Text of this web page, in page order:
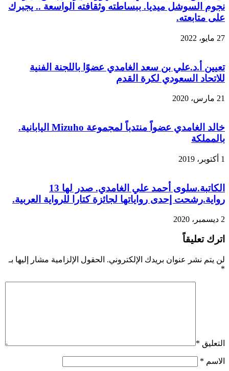
نجوم السوشل ميديا. ببساطته وثقافته الواسعة .. يجبرك
على متابعته.
27 مايو، 2022
تعيين أ.د.علي بن سعد الغامدي عضوًا باللجنة الفنية
للاتحاد السعودي لكرة القدم
21 مارس، 2020
خالد الغامدي عضواً منتدباً لمجموعة Mizuho اليابانية.
بالمملكة
1 أكتوبر، 2019
الكاتبة.سلوى أحمد علي الغامدي. صدر لها 13
رواية.رشحت إحدى رواياتها لجائزة كتارا للرواية العربية.
2 ديسمبر، 2020
اترك تعليقاً
لن يتم نشر عنوان بريدك الإلكتروني. الحقول الإلزامية مشار إليها بـ
*
التعليق *
الاسم *